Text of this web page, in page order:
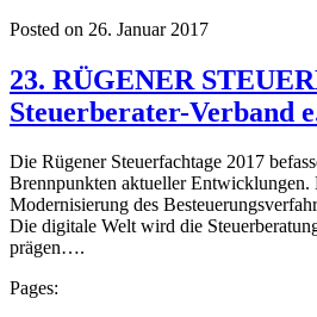
Posted on 26. Januar 2017
23. RÜGENER
Steuerberater-Verband
Die Rügener Steuerfachtage 2017
Brennpunkten aktueller Entwicklungen.
Modernisierung des
Die digitale Welt wird die
prägen….
Pages: